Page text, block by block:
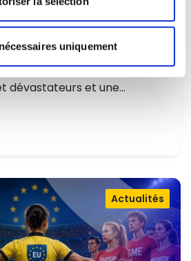
uniquement
PLUS SE
RÉAGIR ET DOIT SE
connaît un nouvel été
record, des
dévastateurs et une…
Actualités